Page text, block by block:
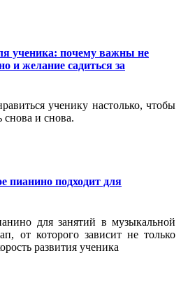
ученика: почему важны не
и желание садиться за
ученику настолько, чтобы
снова и снова.
пианино подходит для
для занятий в музыкальной
от которого зависит не только
развития ученика